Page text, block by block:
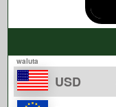
waluta
USD